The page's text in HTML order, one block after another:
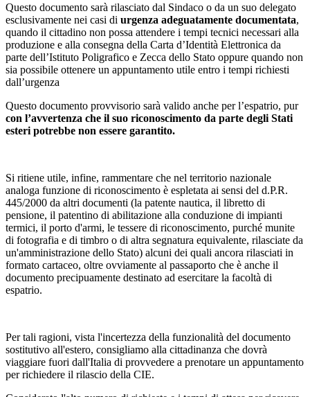
Questo documento sarà rilasciato dal Sindaco o da un suo delegato
esclusivamente nei casi di urgenza adeguatamente documentata,
quando il cittadino non possa attendere i tempi tecnici necessari alla
produzione e alla consegna della Carta d’Identità Elettronica da
parte dell’Istituto Poligrafico e Zecca dello Stato oppure quando non
sia possibile ottenere un appuntamento utile entro i tempi richiesti
dall’urgenza
Questo documento provvisorio sarà valido anche per l’espatrio, pur
con l’avvertenza che il suo riconoscimento da parte degli Stati
esteri potrebbe non essere garantito.
Si ritiene utile, infine, rammentare che nel territorio nazionale
analoga funzione di riconoscimento è espletata ai sensi del d.P.R.
445/2000 da altri documenti (la patente nautica, il libretto di
pensione, il patentino di abilitazione alla conduzione di impianti
termici, il porto d'armi, le tessere di riconoscimento, purché munite
di fotografia e di timbro o di altra segnatura equivalente, rilasciate da
un'amministrazione dello Stato) alcuni dei quali ancora rilasciati in
formato cartaceo, oltre ovviamente al passaporto che è anche il
documento precipuamente destinato ad esercitare la facoltà di
espatrio.
Per tali ragioni, vista l'incertezza della funzionalità del documento
sostitutivo all'estero, consigliamo alla cittadinanza che dovrà
viaggiare fuori dall'Italia di provvedere a prenotare un appuntamento
per richiedere il rilascio della CIE.